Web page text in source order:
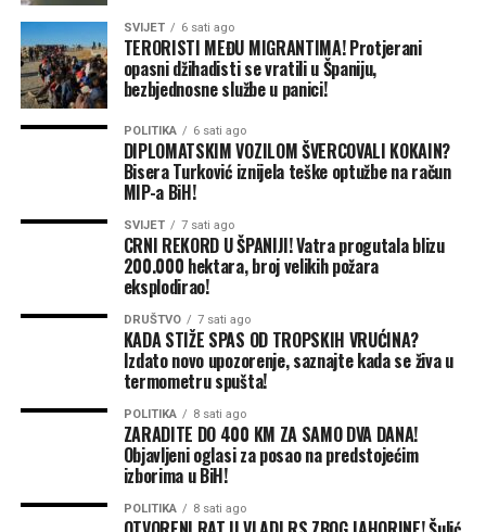
SVIJET 6 sati ago
TERORISTI MEĐU MIGRANTIMA! Protjerani
opasni džihadisti se vratili u Španiju,
bezbjednosne službe u panici!
POLITIKA 6 sati ago
DIPLOMATSKIM VOZILOM ŠVERCOVALI KOKAIN?
Bisera Turković iznijela teške optužbe na račun
MIP-a BiH!
SVIJET 7 sati ago
CRNI REKORD U ŠPANIJI! Vatra progutala blizu
200.000 hektara, broj velikih požara
eksplodirao!
DRUŠTVO 7 sati ago
KADA STIŽE SPAS OD TROPSKIH VRUĆINA?
Izdato novo upozorenje, saznajte kada se živa u
termometru spušta!
POLITIKA 8 sati ago
ZARADITE DO 400 KM ZA SAMO DVA DANA!
Objavljeni oglasi za posao na predstojećim
izborima u BiH!
POLITIKA 8 sati ago